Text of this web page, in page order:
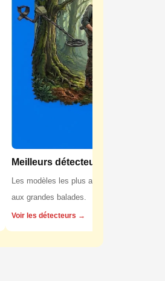
Meilleurs détecteurs pour la forêt
Les modèles les plus adaptés aux sols
aux grandes balades.
Voir les détecteurs →